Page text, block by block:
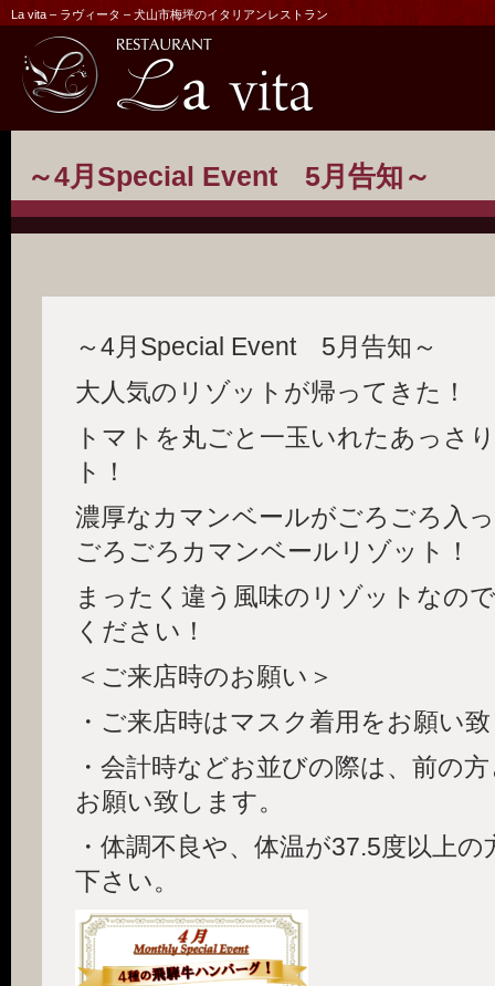
La vita – ラヴィータ – 犬山市梅坪のイタリアンレストラン
～4月Special Event 5月告知～
～4月Special Event 5月告知～
大人気のリゾットが帰ってきた！
トマトを丸ごと一玉いれたあっさ
ト！
濃厚なカマンベールがごろごろ入
ごろごろカマンベールリゾット！
まったく違う風味のリゾットなの
ください！
＜ご来店時のお願い＞
・ご来店時はマスク着用をお願い
・会計時などお並びの際は、前の
お願い致します。
・体調不良や、体温が37.5度以上
下さい。